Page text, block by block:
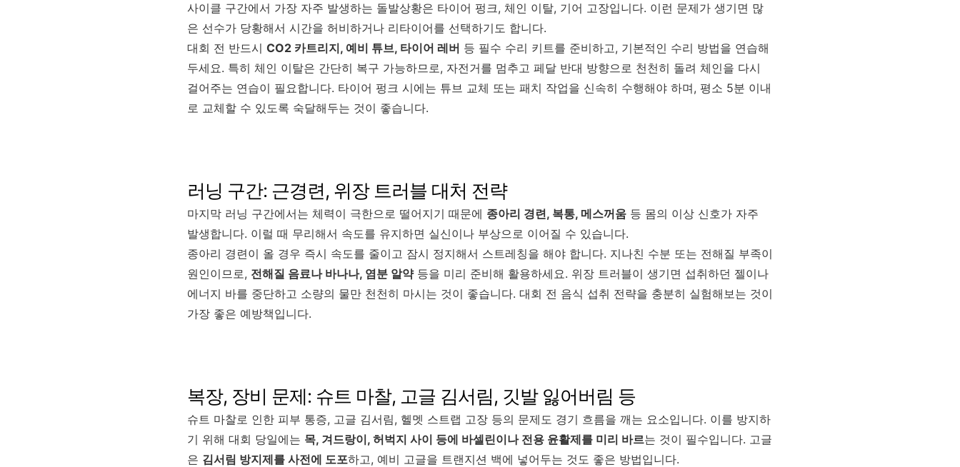
사이클 구간에서 가장 자주 발생하는 돌발상황은 타이어 펑크, 체인 이탈, 기어 고장입니다. 이런 문제가 생기면 많
은 선수가 당황해서 시간을 허비하거나 리타이어를 선택하기도 합니다.
대회 전 반드시 CO2 카트리지, 예비 튜브, 타이어 레버 등 필수 수리 키트를 준비하고, 기본적인 수리 방법을 연습해
두세요. 특히 체인 이탈은 간단히 복구 가능하므로, 자전거를 멈추고 페달 반대 방향으로 천천히 돌려 체인을 다시
걸어주는 연습이 필요합니다. 타이어 펑크 시에는 튜브 교체 또는 패치 작업을 신속히 수행해야 하며, 평소 5분 이내
로 교체할 수 있도록 숙달해두는 것이 좋습니다.
러닝 구간: 근경련, 위장 트러블 대처 전략
마지막 러닝 구간에서는 체력이 극한으로 떨어지기 때문에 종아리 경련, 복통, 메스꺼움 등 몸의 이상 신호가 자주
발생합니다. 이럴 때 무리해서 속도를 유지하면 실신이나 부상으로 이어질 수 있습니다.
종아리 경련이 올 경우 즉시 속도를 줄이고 잠시 정지해서 스트레칭을 해야 합니다. 지나친 수분 또는 전해질 부족이
원인이므로, 전해질 음료나 바나나, 염분 알약등을 미리 준비해 활용하세요. 위장 트러블이 생기면 섭취하던 젤이나
에너지 바를 중단하고 소량의 물만 천천히 마시는 것이 좋습니다. 대회 전 음식 섭취 전략을 충분히 실험해보는 것이
가장 좋은 예방책입니다.
복장, 장비 문제: 슈트 마찰, 고글 김서림, 깃발 잃어버림 등
슈트 마찰로 인한 피부 통증, 고글 김서림, 헬멧 스트랩 고장 등의 문제도 경기 흐름을 깨는 요소입니다. 이를 방지하
기 위해 대회 당일에는 목, 겨드랑이, 허벅지 사이 등에 바셀린이나 전용 윤활제를 미리 바르는 것이 필수입니다. 고글
은 김서림 방지제를 사전에 도포하고, 예비 고글을 트랜지션 백에 넣어두는 것도 좋은 방법입니다.